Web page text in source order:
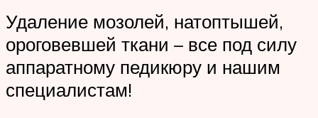
Удаление мозолей, натоптышей,
ороговевшей ткани – все под силу
аппаратному педикюру и нашим
специалистам!